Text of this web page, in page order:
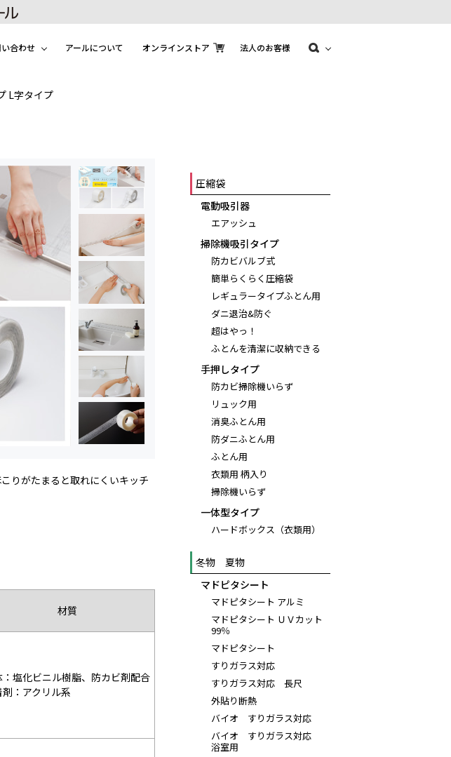
合わせ アールについて オンラインストア 法人のお客様
L字タイプ
りがたまると取れにくいキッチ
材質
：塩化ビニル樹脂、防カビ剤配合
：アクリル系
圧縮袋
電動吸引器
エアッシュ
掃除機吸引タイプ
防カビバルブ式
簡単らくらく圧縮袋
レギュラータイプふとん用
ダニ退治&防ぐ
超はやっ！
ふとんを清潔に収納できる
手押しタイプ
防カビ掃除機いらず
リュック用
消臭ふとん用
防ダニふとん用
ふとん用
衣類用 柄入り
掃除機いらず
一体型タイプ
ハードボックス（衣類用）
冬物 夏物
マドピタシート
マドピタシート アルミ
マドピタシート ＵＶカット
99％
マドピタシート
すりガラス対応
すりガラス対応 長尺
外貼り断熱
バイオ すりガラス対応
バイオ すりガラス対応
浴室用